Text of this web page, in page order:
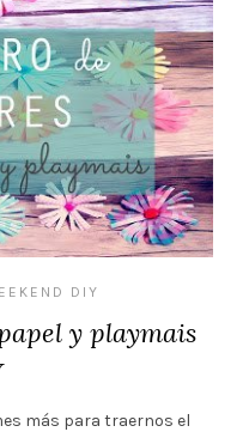
DIY
y playmais
más para traernos el